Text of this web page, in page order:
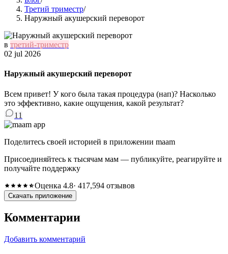
Третий триместр/
Наружный акушерский переворот
в третий-триместр
02 jul 2026
Наружный акушерский переворот
Всем привет! У кого была такая процедура (нап)? Насколько
это эффективно, какие ощущения, какой результат?
11
Поделитесь своей историей в приложении maam
Присоединяйтесь к тысячам мам — публикуйте, реагируйте и
получайте поддержку
Оценка 4.8· 417,594 отзывов
Скачать приложение
Комментарии
Добавить комментарий